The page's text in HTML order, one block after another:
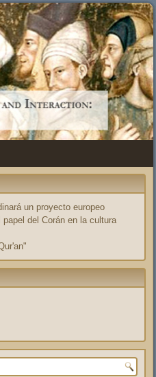
un proyecto europeo
del Corán en la cultura